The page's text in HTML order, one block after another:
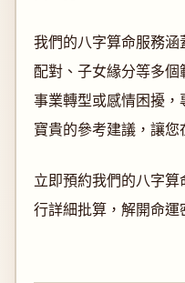
我們的八字算命服務
配對、子女緣分等多個
事業轉型或感情困擾
寶貴的參考建議，讓您
立即預約我們的八字
行詳細批算，解開命運